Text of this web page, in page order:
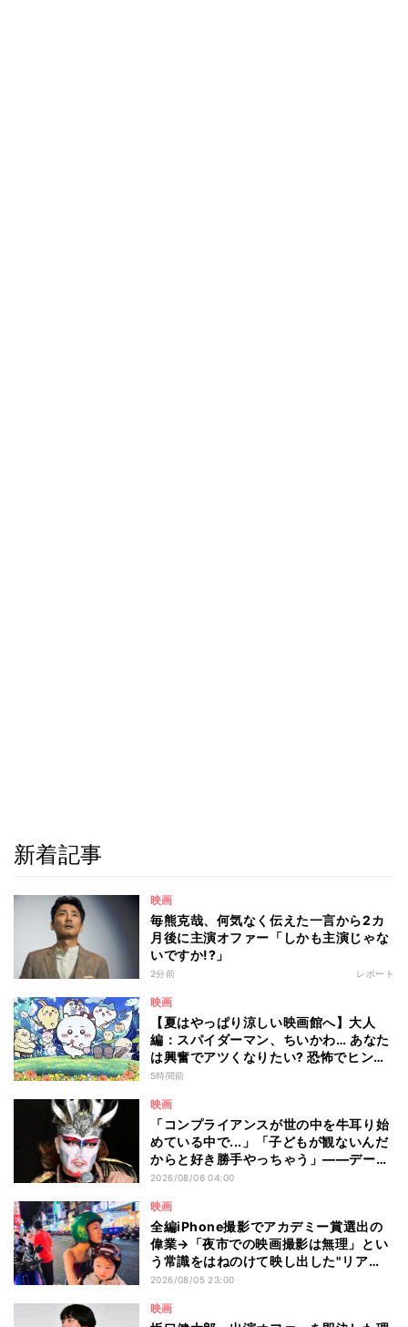
新着記事
映画
毎熊克哉、何気なく伝えた一言から2カ
月後に主演オファー「しかも主演じゃな
いですか!?」
2分前 レポート
映画
【夏はやっぱり涼しい映画館へ】大人
編：スパイダーマン、ちいかわ… あなた
は興奮でアツくなりたい? 恐怖でヒンヤ
リしたい? - 編集部が注目する最新映画5
5時間前
映画
「コンプライアンスが世の中を牛耳り始
めている中で...」「子どもが観ないんだ
からと好き勝手やっちゃう」――デーモ
ン閣下が語る映画『レディ・オア・ノッ
2026/08/06 04:00
映画
全編iPhone撮影でアカデミー賞選出の
偉業→「夜市での映画撮影は無理」とい
う常識をはねのけて映し出した"リア
ル"とは――ツォウ監督が語る映画『左
2026/08/05 23:00
映画